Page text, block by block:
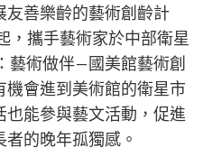
友善樂齡的藝術創齡計
，攜手藝術家於中部衛星
藝術做伴—國美館藝術創
會進到美術館的衛星市
能參與藝文活動，促進
的晚年孤獨感。